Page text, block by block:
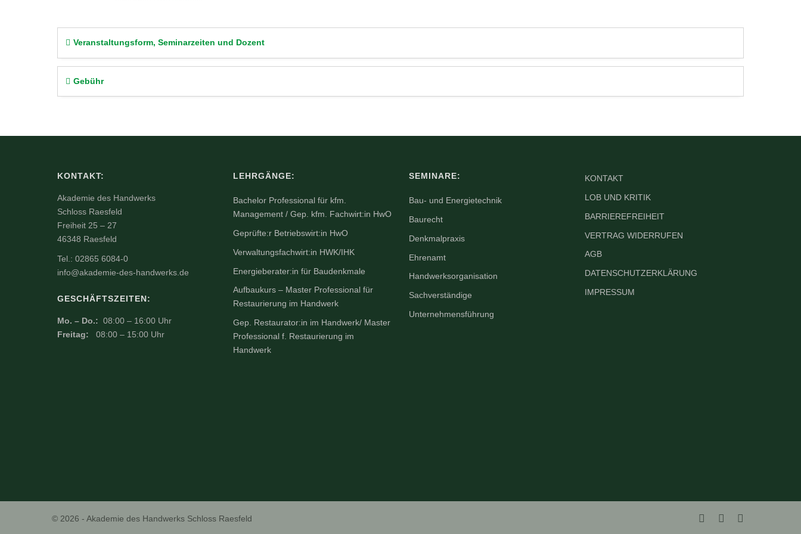
Veranstaltungsform, Seminarzeiten und Dozent
Gebühr
KONTAKT:
Akademie des Handwerks
Schloss Raesfeld
Freiheit 25 – 27
46348 Raesfeld
Tel.: 02865 6084-0
info@akademie-des-handwerks.de
GESCHÄFTSZEITEN:
Mo. – Do.: 08:00 – 16:00 Uhr
Freitag:
08:00 – 15:00 Uhr
LEHRGÄNGE:
Bachelor Professional für kfm.
Management / Gep. kfm. Fachwirt:in HwO
Geprüfte:r Betriebswirt:in HwO
Verwaltungsfachwirt:in HWK/IHK
Energieberater:in für Baudenkmale
Aufbaukurs – Master Professional für
Restaurierung im Handwerk
Gep. Restaurator:in im Handwerk/ Master
Professional f. Restaurierung im
Handwerk
SEMINARE:
Bau- und Energietechnik
Baurecht
Denkmalpraxis
Ehrenamt
Handwerksorganisation
Sachverständige
Unternehmensführung
KONTAKT
LOB UND KRITIK
BARRIEREFREIHEIT
VERTRAG WIDERRUFEN
AGB
DATENSCHUTZERKLÄRUNG
IMPRESSUM
© 2026 - Akademie des Handwerks Schloss Raesfeld